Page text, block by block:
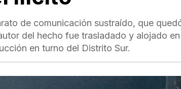
de comunicación sustraído, que
del hecho fue trasladado y alojado en
en turno del Distrito Sur.